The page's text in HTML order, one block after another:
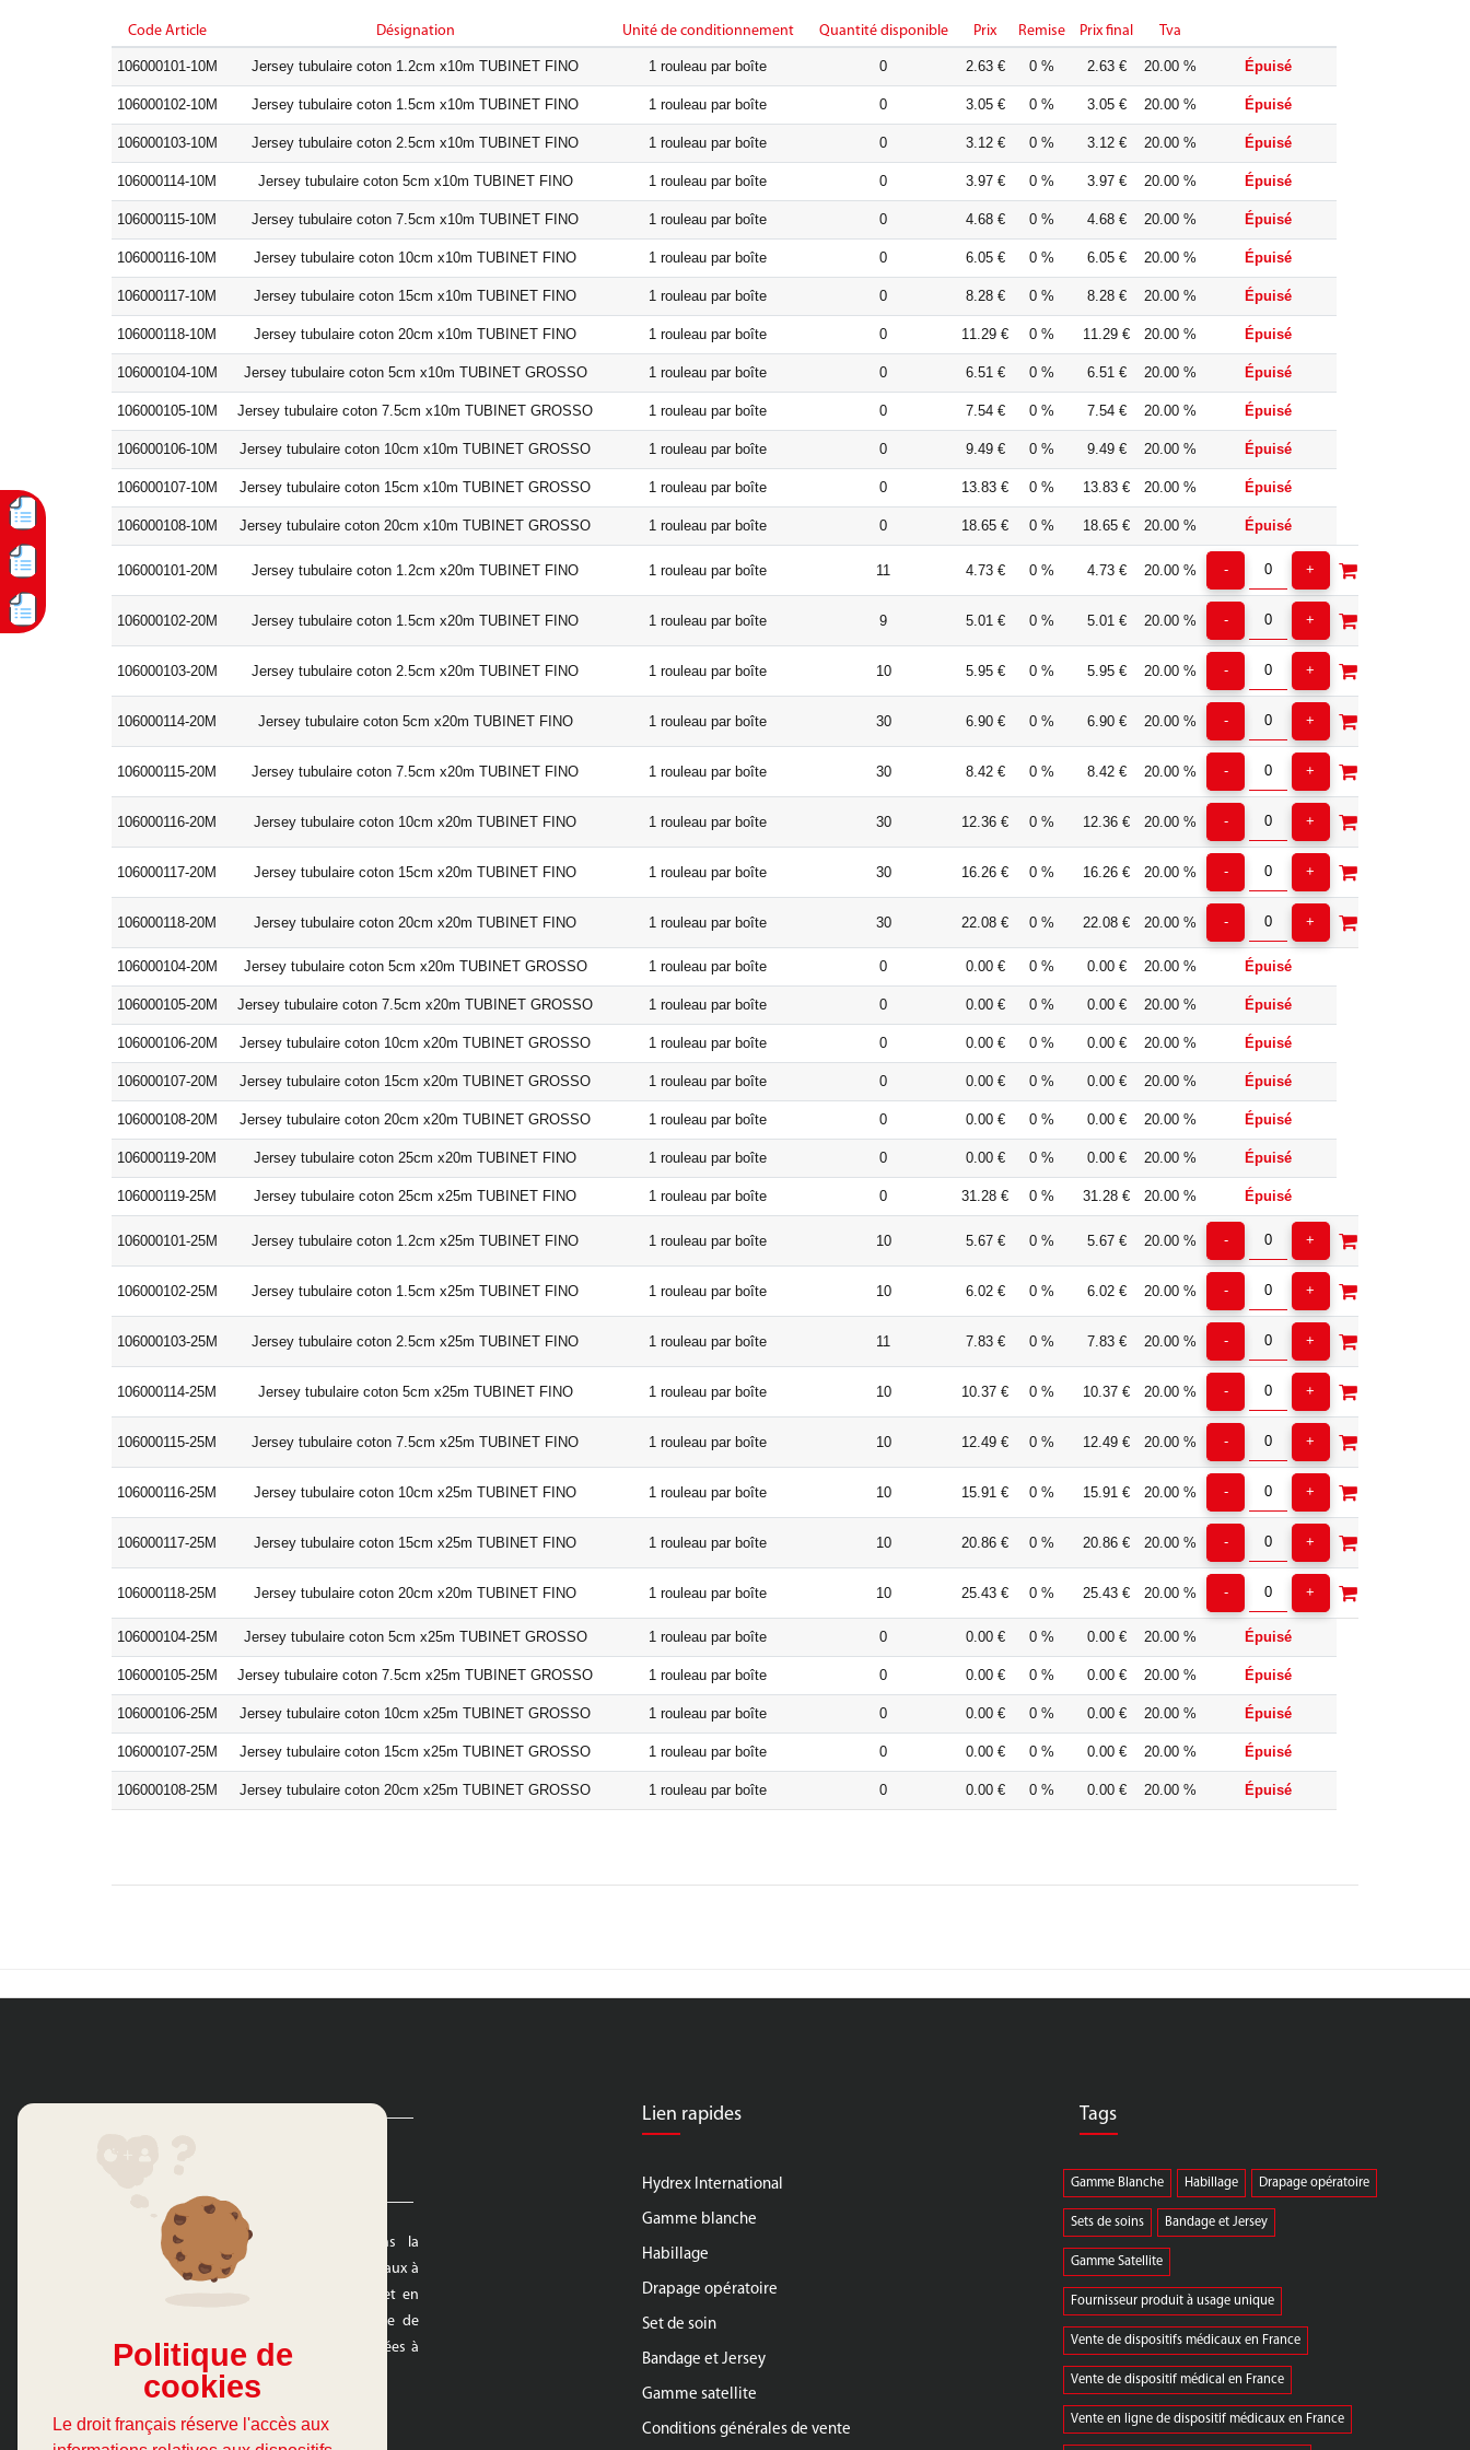
Politique de
cookies
Le droit français réserve l'accès aux
Code Article Désignation Unité de conditionnement Quantité disponible Prix Remise Prix final Tva
106000101-10M Jersey tubulaire coton 1.2cm x10m TUBINET FINO 1 rouleau par boîte 0 2.63 € 0 % 2.63 € 20.00 % Épuisé
106000102-10M Jersey tubulaire coton 1.5cm x10m TUBINET FINO 1 rouleau par boîte 0 3.05 € 0 % 3.05 € 20.00 % Épuisé
106000103-10M Jersey tubulaire coton 2.5cm x10m TUBINET FINO 1 rouleau par boîte 0 3.12 € 0 % 3.12 € 20.00 % Épuisé
106000114-10M Jersey tubulaire coton 5cm x10m TUBINET FINO 1 rouleau par boîte 0 3.97 € 0 % 3.97 € 20.00 % Épuisé
106000115-10M Jersey tubulaire coton 7.5cm x10m TUBINET FINO 1 rouleau par boîte 0 4.68 € 0 % 4.68 € 20.00 % Épuisé
106000116-10M Jersey tubulaire coton 10cm x10m TUBINET FINO 1 rouleau par boîte 0 6.05 € 0 % 6.05 € 20.00 % Épuisé
106000117-10M Jersey tubulaire coton 15cm x10m TUBINET FINO 1 rouleau par boîte 0 8.28 € 0 % 8.28 € 20.00 % Épuisé
106000118-10M Jersey tubulaire coton 20cm x10m TUBINET FINO 1 rouleau par boîte 0 11.29 € 0 % 11.29 € 20.00 % Épuisé
106000104-10M Jersey tubulaire coton 5cm x10m TUBINET GROSSO 1 rouleau par boîte 0 6.51 € 0 % 6.51 € 20.00 % Épuisé
106000105-10M Jersey tubulaire coton 7.5cm x10m TUBINET GROSSO 1 rouleau par boîte 0 7.54 € 0 % 7.54 € 20.00 % Épuisé
106000106-10M Jersey tubulaire coton 10cm x10m TUBINET GROSSO 1 rouleau par boîte 0 9.49 € 0 % 9.49 € 20.00 % Épuisé
106000107-10M Jersey tubulaire coton 15cm x10m TUBINET GROSSO 1 rouleau par boîte 0 13.83 € 0 % 13.83 € 20.00 % Épuisé
106000108-10M Jersey tubulaire coton 20cm x10m TUBINET GROSSO 1 rouleau par boîte 0 18.65 € 0 % 18.65 € 20.00 % Épuisé
106000101-20M Jersey tubulaire coton 1.2cm x20m TUBINET FINO 1 rouleau par boîte 11 4.73 € 0 % 4.73 € 20.00 %
106000102-20M Jersey tubulaire coton 1.5cm x20m TUBINET FINO 1 rouleau par boîte 9 5.01 € 0 % 5.01 € 20.00 %
106000103-20M Jersey tubulaire coton 2.5cm x20m TUBINET FINO 1 rouleau par boîte 10 5.95 € 0 % 5.95 € 20.00 %
106000114-20M Jersey tubulaire coton 5cm x20m TUBINET FINO 1 rouleau par boîte 30 6.90 € 0 % 6.90 € 20.00 %
106000115-20M Jersey tubulaire coton 7.5cm x20m TUBINET FINO 1 rouleau par boîte 30 8.42 € 0 % 8.42 € 20.00 %
106000116-20M Jersey tubulaire coton 10cm x20m TUBINET FINO 1 rouleau par boîte 30 12.36 € 0 % 12.36 € 20.00 %
106000117-20M Jersey tubulaire coton 15cm x20m TUBINET FINO 1 rouleau par boîte 30 16.26 € 0 % 16.26 € 20.00 %
106000118-20M Jersey tubulaire coton 20cm x20m TUBINET FINO 1 rouleau par boîte 30 22.08 € 0 % 22.08 € 20.00 %
106000104-20M Jersey tubulaire coton 5cm x20m TUBINET GROSSO 1 rouleau par boîte 0 0.00 € 0 % 0.00 € 20.00 % Épuisé
106000105-20M Jersey tubulaire coton 7.5cm x20m TUBINET GROSSO 1 rouleau par boîte 0 0.00 € 0 % 0.00 € 20.00 % Épuisé
106000106-20M Jersey tubulaire coton 10cm x20m TUBINET GROSSO 1 rouleau par boîte 0 0.00 € 0 % 0.00 € 20.00 % Épuisé
106000107-20M Jersey tubulaire coton 15cm x20m TUBINET GROSSO 1 rouleau par boîte 0 0.00 € 0 % 0.00 € 20.00 % Épuisé
106000108-20M Jersey tubulaire coton 20cm x20m TUBINET GROSSO 1 rouleau par boîte 0 0.00 € 0 % 0.00 € 20.00 % Épuisé
106000119-20M Jersey tubulaire coton 25cm x20m TUBINET FINO 1 rouleau par boîte 0 0.00 € 0 % 0.00 € 20.00 % Épuisé
106000119-25M Jersey tubulaire coton 25cm x25m TUBINET FINO 1 rouleau par boîte 0 31.28 € 0 % 31.28 € 20.00 % Épuisé
106000101-25M Jersey tubulaire coton 1.2cm x25m TUBINET FINO 1 rouleau par boîte 10 5.67 € 0 % 5.67 € 20.00 %
106000102-25M Jersey tubulaire coton 1.5cm x25m TUBINET FINO 1 rouleau par boîte 10 6.02 € 0 % 6.02 € 20.00 %
106000103-25M Jersey tubulaire coton 2.5cm x25m TUBINET FINO 1 rouleau par boîte 11 7.83 € 0 % 7.83 € 20.00 %
106000114-25M Jersey tubulaire coton 5cm x25m TUBINET FINO 1 rouleau par boîte 10 10.37 € 0 % 10.37 € 20.00 %
106000115-25M Jersey tubulaire coton 7.5cm x25m TUBINET FINO 1 rouleau par boîte 10 12.49 € 0 % 12.49 € 20.00 %
106000116-25M Jersey tubulaire coton 10cm x25m TUBINET FINO 1 rouleau par boîte 10 15.91 € 0 % 15.91 € 20.00 %
106000117-25M Jersey tubulaire coton 15cm x25m TUBINET FINO 1 rouleau par boîte 10 20.86 € 0 % 20.86 € 20.00 %
106000118-25M Jersey tubulaire coton 20cm x20m TUBINET FINO 1 rouleau par boîte 10 25.43 € 0 % 25.43 € 20.00 %
106000104-25M Jersey tubulaire coton 5cm x25m TUBINET GROSSO 1 rouleau par boîte 0 0.00 € 0 % 0.00 € 20.00 % Épuisé
106000105-25M Jersey tubulaire coton 7.5cm x25m TUBINET GROSSO 1 rouleau par boîte 0 0.00 € 0 % 0.00 € 20.00 % Épuisé
106000106-25M Jersey tubulaire coton 10cm x25m TUBINET GROSSO 1 rouleau par boîte 0 0.00 € 0 % 0.00 € 20.00 % Épuisé
106000107-25M Jersey tubulaire coton 15cm x25m TUBINET GROSSO 1 rouleau par boîte 0 0.00 € 0 % 0.00 € 20.00 % Épuisé
106000108-25M Jersey tubulaire coton 20cm x25m TUBINET GROSSO 1 rouleau par boîte 0 0.00 € 0 % 0.00 € 20.00 % Épuisé
Hydrex International est spécialisée dans la
distribution et la vente de dispositifs médicaux à
usage unique en France, Belgique, Suisse et en
Europe. Nous proposons une large gamme de
matériels médicaux de haute qualité destinées à
tous les professionnels du secteur médical.
Lien rapides
Hydrex International
Gamme blanche
Habillage
Drapage opératoire
Set de soin
Bandage et Jersey
Gamme satellite
Conditions générales de vente
Tags
Gamme Blanche Habillage Drapage opératoire
Sets de soins Bandage et Jersey
Gamme Satellite
Fournisseur produit à usage unique
Vente de dispositifs médicaux en France
Vente de dispositif médical en France
Vente en ligne de dispositif médicaux en France